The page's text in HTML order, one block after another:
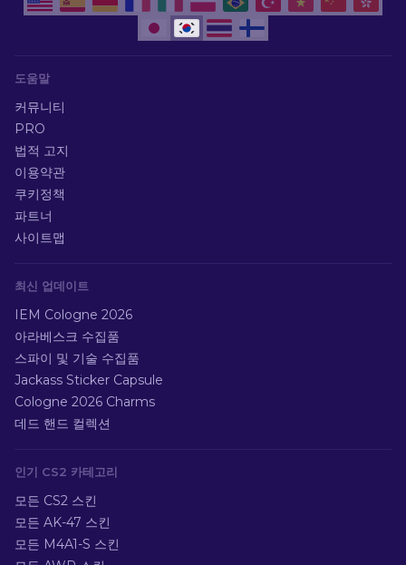
도움말
커뮤니티
PRO
법적 고지
이용약관
쿠키정책
파트너
사이트맵
최신 업데이트
IEM Cologne 2026
아라베스크 수집품
스파이 및 기술 수집품
Jackass Sticker Capsule
Cologne 2026 Charms
데드 핸드 컬렉션
인기 CS2 카테고리
모든 CS2 스킨
모든 AK-47 스킨
모든 M4A1-S 스킨